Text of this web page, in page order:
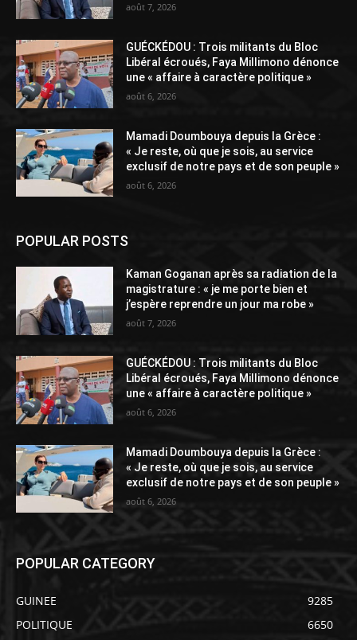
août 7, 2026
GUÉCKÉDOU : Trois militants du Bloc
Libéral écroués, Faya Millimono dénonce
une « affaire à caractère politique »
août 6, 2026
Mamadi Doumbouya depuis la Grèce :
« Je reste, où que je sois, au service
exclusif de notre pays et de son peuple »
août 6, 2026
POPULAR POSTS
Kaman Goganan après sa radiation de la
magistrature : « je me porte bien et
j’espère reprendre un jour ma robe »
août 7, 2026
GUÉCKÉDOU : Trois militants du Bloc
Libéral écroués, Faya Millimono dénonce
une « affaire à caractère politique »
août 6, 2026
Mamadi Doumbouya depuis la Grèce :
« Je reste, où que je sois, au service
exclusif de notre pays et de son peuple »
août 6, 2026
POPULAR CATEGORY
GUINEE
9285
POLITIQUE
6650